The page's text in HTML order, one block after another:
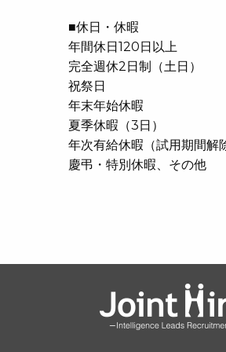
■休日・休暇
年間休日120日以上
完全週休2日制（土日）
祝祭日
年末年始休暇
夏季休暇（3日）
年次有給休暇（試用期間解
慶弔・特別休暇、その他